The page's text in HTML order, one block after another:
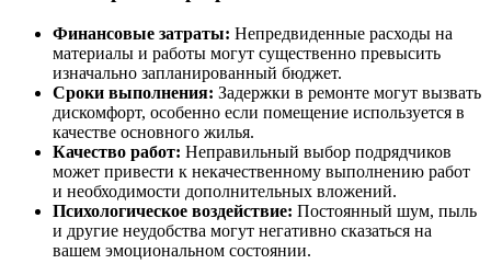
Финансовые затраты: Непредвиденные расходы на
материалы и работы могут существенно превысить
изначально запланированный бюджет.
Сроки выполнения: Задержки в ремонте могут вызвать
дискомфорт, особенно если помещение используется в
качестве основного жилья.
Качество работ: Неправильный выбор подрядчиков
может привести к некачественному выполнению работ
и необходимости дополнительных вложений.
Психологическое воздействие: Постоянный шум, пыль
и другие неудобства могут негативно сказаться на
вашем эмоциональном состоянии.